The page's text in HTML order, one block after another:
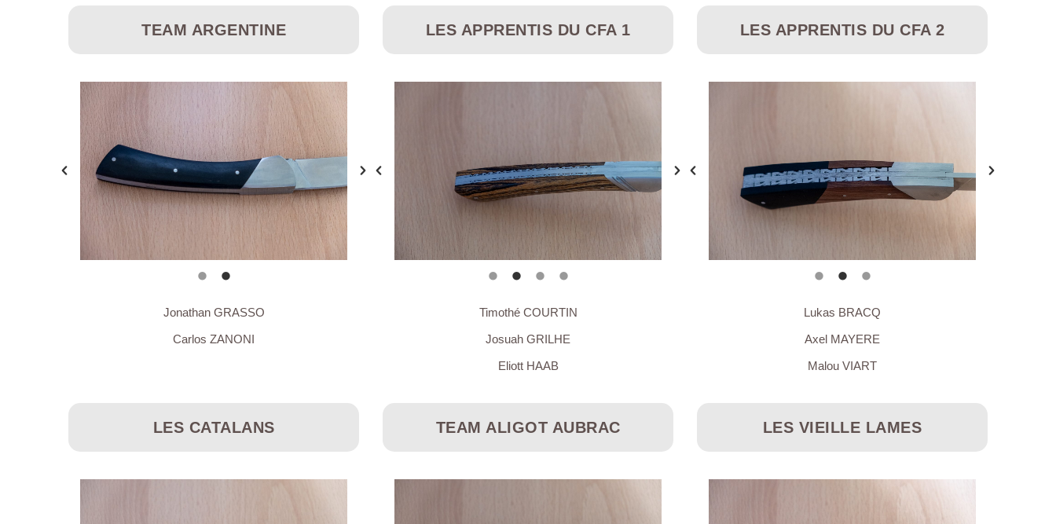
TEAM ARGENTINE
Jonathan GRASSO
Carlos ZANONI
LES APPRENTIS DU CFA 1
Timothé COURTIN
Josuah GRILHE
Eliott HAAB
LES APPRENTIS DU CFA 2
Lukas BRACQ
Axel MAYERE
Malou VIART
LES CATALANS TEAM ALIGOT AUBRAC LES VIEILLE LAMES